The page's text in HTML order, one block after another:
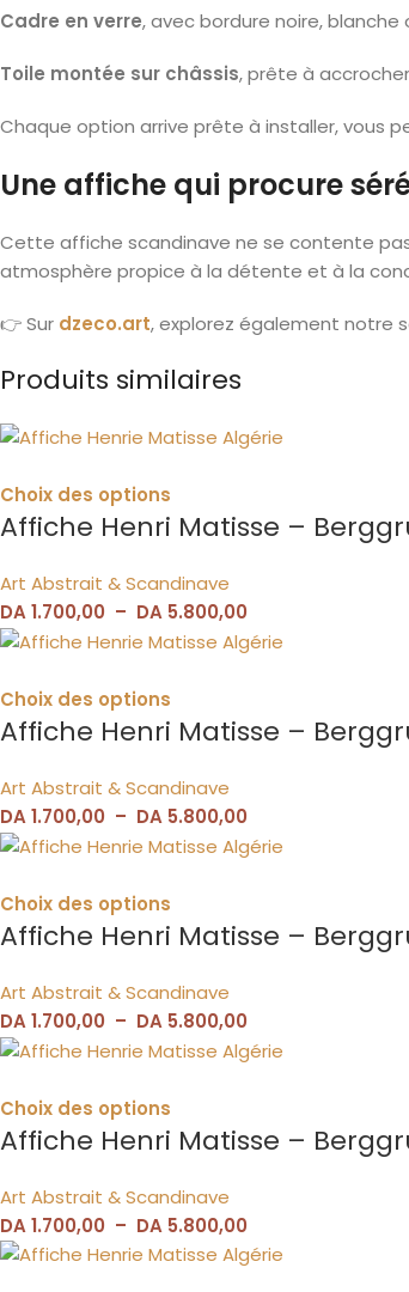
Cadre en verre, avec bordure noire,
Toile montée sur châssis, prête à
Chaque option arrive prête à installer, vous
Une affiche qui procure
Cette affiche scandinave ne se contente pas
atmosphère propice à la détente et à la
👉 Sur dzeco.art, explorez également notre
Produits similaires
Choix des options
Affiche Henri Matisse –
Art Abstrait & Scandinave
DA1.700,00 – DA 5.800,00
Choix des options
Affiche Henri Matisse –
Art Abstrait & Scandinave
DA1.700,00 – DA 5.800,00
Choix des options
Affiche Henri Matisse –
Art Abstrait & Scandinave
DA1.700,00 – DA 5.800,00
Choix des options
Affiche Henri Matisse –
Art Abstrait & Scandinave
DA1.700,00 – DA 5.800,00